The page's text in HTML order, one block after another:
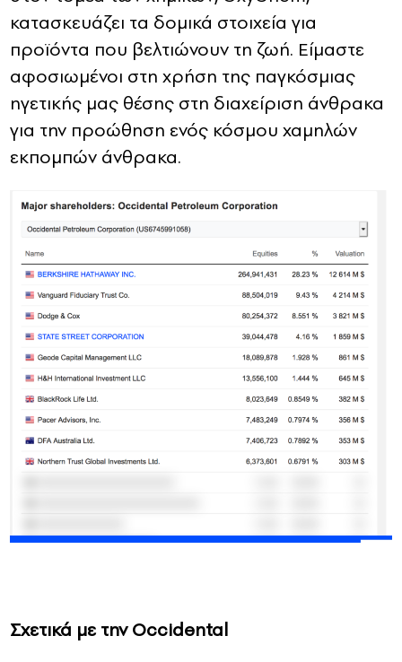
κατασκευάζει τα δομικά στοιχεία για
προϊόντα που βελτιώνουν τη ζωή. Είμαστε
αφοσιωμένοι στη χρήση της παγκόσμιας
ηγετικής μας θέσης στη διαχείριση άνθρακα
για την προώθηση ενός κόσμου χαμηλών
εκπομπών άνθρακα.
Σχετικά με την Occidental